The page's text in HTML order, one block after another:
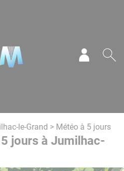
le-Grand > Météo à 5 jours
jours à Jumilhac-